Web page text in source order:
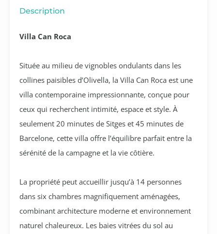
Description
Villa Can Roca
Située au milieu de vignobles ondulants dans les
collines paisibles d’Olivella, la Villa Can Roca est une
villa contemporaine impressionnante, conçue pour
ceux qui recherchent intimité, espace et style. À
seulement 20 minutes de Sitges et 45 minutes de
Barcelone, cette villa offre l’équilibre parfait entre la
sérénité de la campagne et la vie côtière.
La propriété peut accueillir jusqu’à 14 personnes
dans six chambres magnifiquement aménagées,
combinant architecture moderne et environnement
naturel chaleureux. Les baies vitrées du sol au